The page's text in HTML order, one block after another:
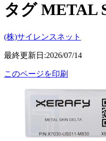
タグ METAL
(株)サイレンスネット
最終更新日:2026/07/14
このページを印刷